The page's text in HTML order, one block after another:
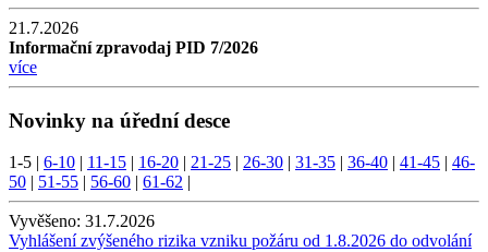
21.7.2026
Informační zpravodaj PID 7/2026
více
Novinky na úřední desce
1-5 6-10 11-15 16-20 21-25 26-30 31-35 36-40 41-45
46-
50
51-55 56-60 61-62
Vyvěšeno: 31.7.2026
Vyhlášení zvýšeného rizika vzniku požáru od 1.8.2026 do odvolání